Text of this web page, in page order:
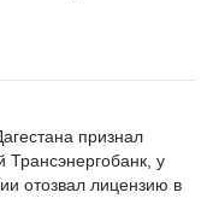
признал
Трансэнергобанк, у
отозвал лицензию в